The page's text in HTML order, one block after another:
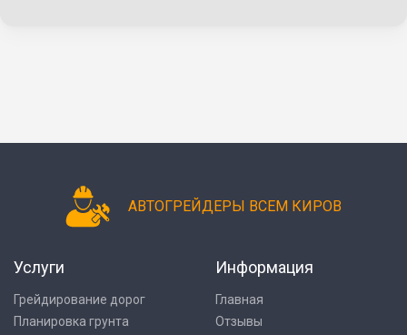
АВТОГРЕЙДЕРЫ ВСЕМ КИРОВ
Услуги
Грейдирование дорог
Планировка грунта
Информация
Главная
Отзывы